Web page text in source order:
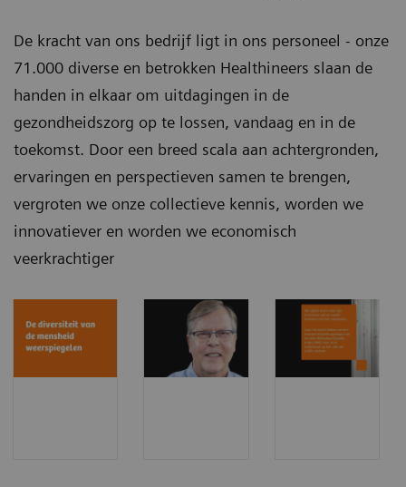
De kracht van ons bedrijf ligt in ons personeel - onze
71.000 diverse en betrokken Healthineers slaan de
handen in elkaar om uitdagingen in de
gezondheidszorg op te lossen, vandaag en in de
toekomst. Door een breed scala aan achtergronden,
ervaringen en perspectieven samen te brengen,
vergroten we onze collectieve kennis, worden we
innovatiever en worden we economisch
veerkrachtiger